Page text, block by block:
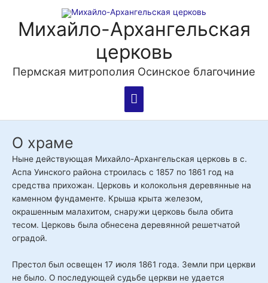
содержимому
Михайло-Архангельская
церковь
Пермская митрополия Осинское благочиние
Главное
меню
О храме
Ныне действующая Михайло-Архангельская церковь в с.
Аспа Уинского района строилась с 1857 по 1861 год на
средства прихожан. Церковь и колокольня деревянные на
каменном фундаменте. Крыша крыта железом,
окрашенным малахитом, снаружи церковь была обита
тесом. Церковь была обнесена деревянной решетчатой
оградой.
Престол был освещен 17 июля 1861 года. Земли при церкви
не было. О последующей судьбе церкви не удается